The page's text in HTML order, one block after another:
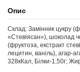
Опис
Склад: Замінник цукру
«Стевіясан»), шоколад
(фруктоза, екстракт
лецитин, ваніль), агар-
328кКал, Білки-1,50г;